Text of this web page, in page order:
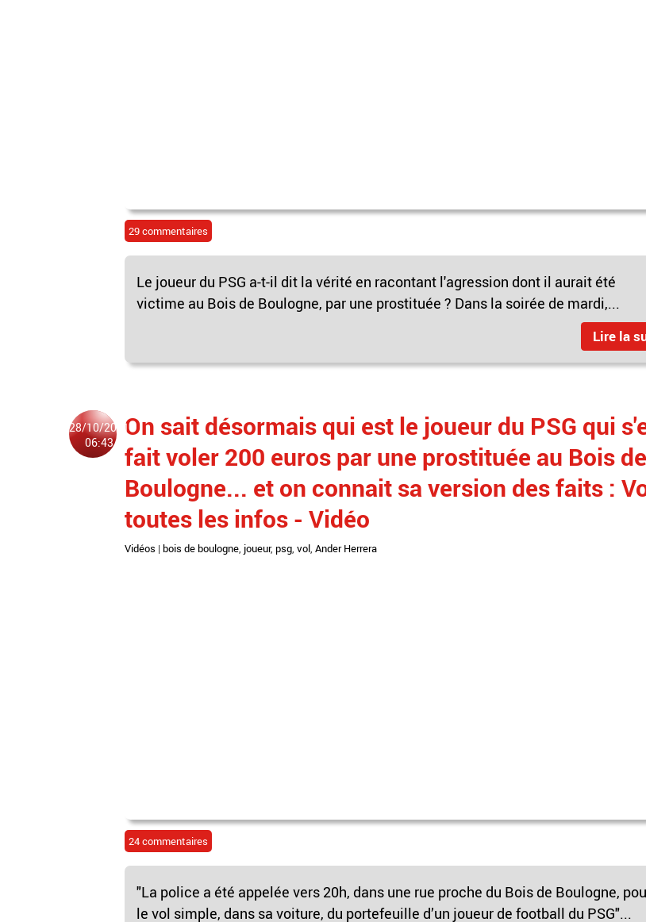
29 commentaires
Le joueur du PSG a-t-il dit la vérité en racontant l'agression dont il aurait été
victime au Bois de Boulogne, par une prostituée ? Dans la soirée de mardi,...
Lire la
28/10/2021
06:43
On sait désormais qui est le joueur du PSG qui
fait voler 200 euros par une prostituée au Bois de
Boulogne... et on connait sa version des faits :
toutes les infos - Vidéo
Vidéos | bois de boulogne joueur, psg vol Ander Herrera
24 commentaires
"La police a été appelée vers 20h, dans une rue proche du Bois de Boulogne,
le vol simple, dans sa voiture, du portefeuille d’un joueur de football du PSG"...